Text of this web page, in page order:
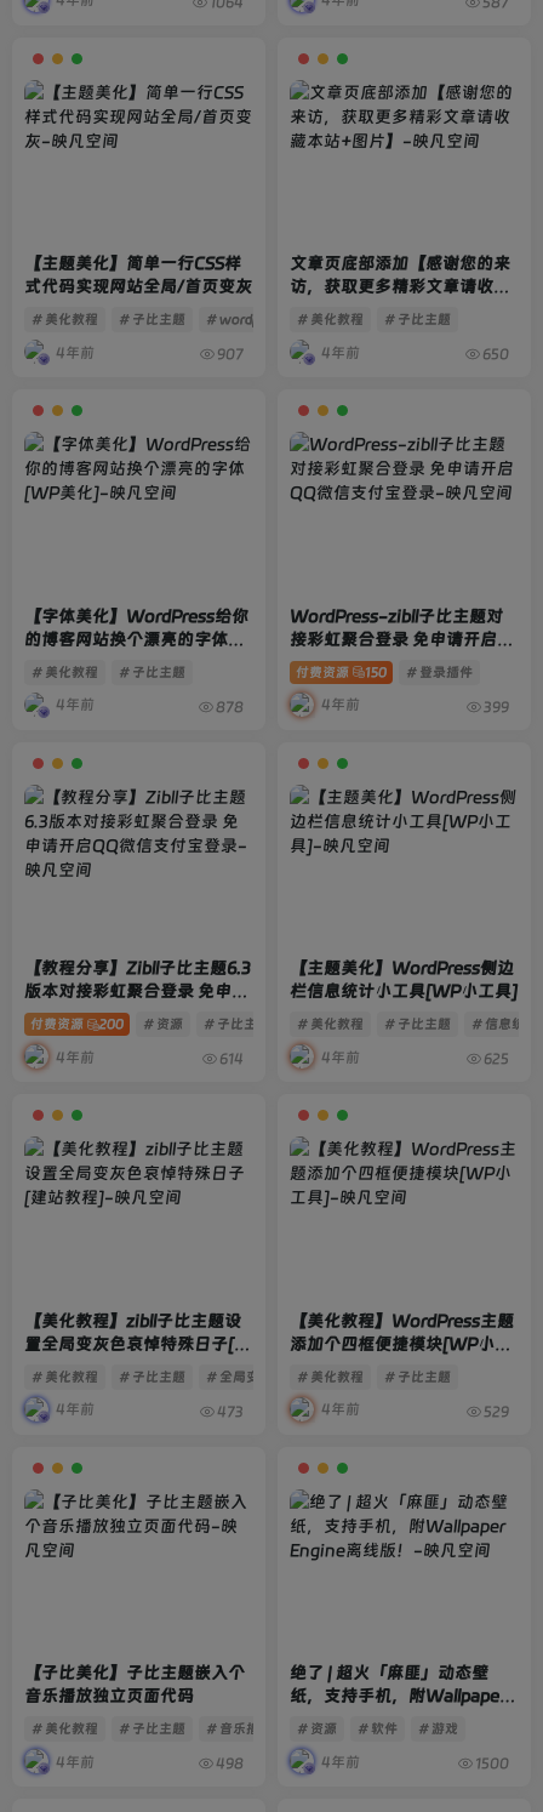
【主题美化】简单一行CSS样
式代码实现网站全局/首页变灰
# 美化教程 # 子比主题 # wordpress
4年前 907
文章页底部添加【感谢您的来
访，获取更多精彩文章请收藏
本站+图片】
# 美化教程 # 子比主题
4年前 650
【字体美化】WordPress给你
的博客网站换个漂亮的字体
[WP美化]
# 美化教程 # 子比主题
4年前 878
WordPress-zibll子比主题对
接彩虹聚合登录 免申请开启
QQ微信支付宝登录
付费资源 150 # 登录插件
4年前 399
【教程分享】Zibll子比主题6.3
版本对接彩虹聚合登录 免申请
开启QQ微信支付宝登录
付费资源 200 # 资源 # 子比主题 # 登录插件
4年前 614
【主题美化】WordPress侧边
栏信息统计小工具[WP小工具]
# 美化教程 # 子比主题 # 信息统计
4年前 625
【美化教程】zibll子比主题设
置全局变灰色哀悼特殊日子[建
站教程]
# 美化教程 # 子比主题 # 全局变灰
4年前 473
【美化教程】WordPress主题
添加个四框便捷模块[WP小工
# 美化教程 # 子比主题
4年前 529
【子比美化】子比主题嵌入个
音乐播放独立页面代码
# 美化教程 # 子比主题 # 音乐播放
4年前 498
绝了 | 超火「麻匪」动态壁
纸，支持手机，附Wallpaper
Engine离线版！
# 资源 # 软件 # 游戏
4年前 1500